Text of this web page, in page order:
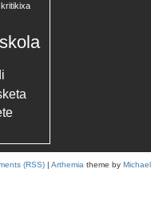
kritikixa
(RSS) | Arthemia theme by